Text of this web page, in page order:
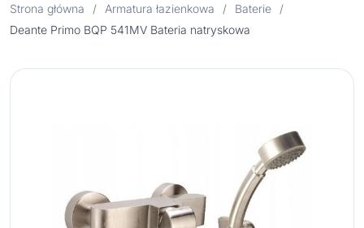
Strona główna / Armatura łazienkowa / Baterie
/
Deante Primo BQP 541MV Bateria natryskowa